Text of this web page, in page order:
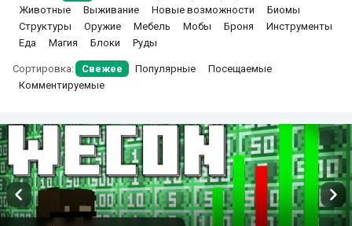
Животные
Выживание Новые возможности
Биомы
Структуры
Оружие Мебель Мобы Броня
Инструменты
Еда
Магия Блоки Руды
Сортировка: Свежее Популярные
Посещаемые
Комментируемые